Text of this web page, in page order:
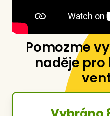
Pomozme
naděje pro